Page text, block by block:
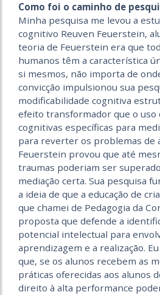
Como foi o caminho de
Minha pesquisa me levou a
cognitivo Reuven Feuerstein,
teoria de Feuerstein era que
humanos têm a característica
si mesmos, não importa de
convicção impulsionou sua
modificabilidade cognitiva
efeito transformador que o uso
cognitivas específicas para
para reverter os problemas de
Feuerstein provou que até
traumas poderiam ser
mediação certa. Sua pesquisa
a ideia de que a educação de
que chamei de Pedagogia da
proposta que defende a
potencial intelectual para
aprendizagem e a realização.
que, se os alunos recebem as
práticas oferecidas aos alunos
direito à alta performance